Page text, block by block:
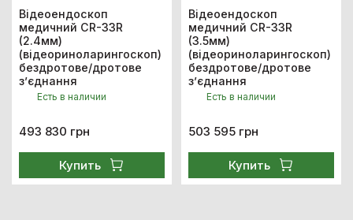
Відеоендоскоп
медичний CR-33R
(2.4мм)
(відеориноларингоскоп)
бездротове/дротове
з’єднання
Есть в наличии
493 830 грн
Купить
Відеоендоскоп
медичний CR-33R
(3.5мм)
(відеориноларингоскоп)
бездротове/дротове
з’єднання
Есть в наличии
503 595 грн
Купить